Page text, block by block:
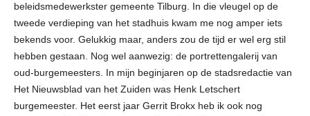
beleidsmedewerkster gemeente Tilburg. In die vleugel op de
tweede verdieping van het stadhuis kwam me nog amper iets
bekends voor. Gelukkig maar, anders zou de tijd er wel erg stil
hebben gestaan. Nog wel aanwezig: de portrettengalerij van
oud-burgemeesters. In mijn beginjaren op de stadsredactie van
Het Nieuwsblad van het Zuiden was Henk Letschert
burgemeester. Het eerst jaar Gerrit Brokx heb ik ook nog